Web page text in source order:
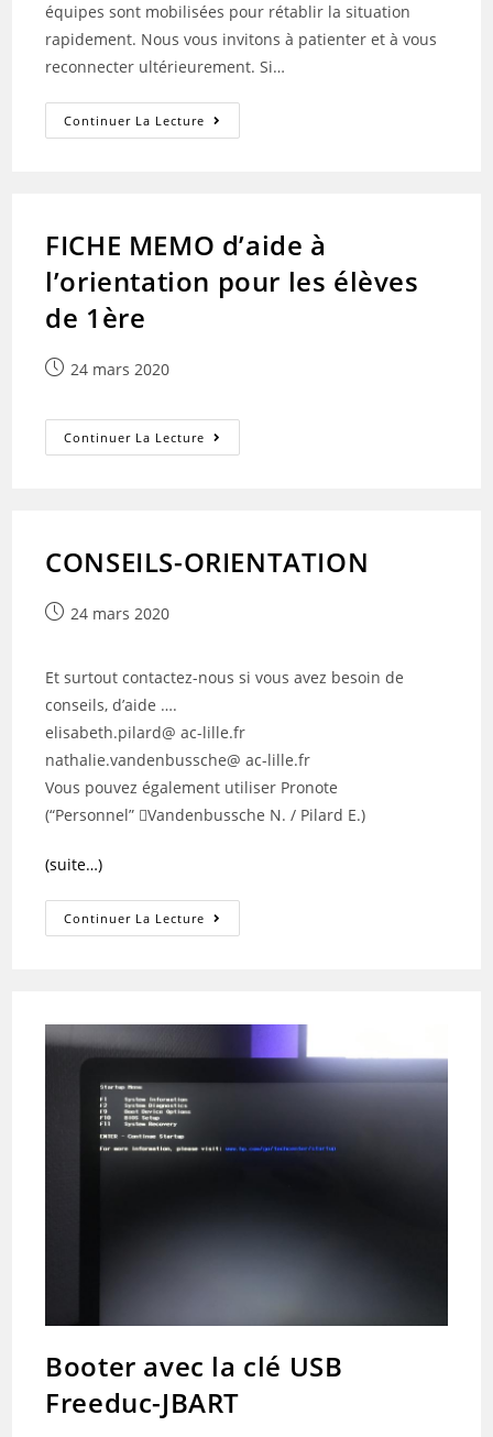
équipes sont mobilisées pour rétablir la situation
rapidement. Nous vous invitons à patienter et à vous
reconnecter ultérieurement. Si…
Continuer La Lecture PARCOURSUP-
AVERTISSEMENT
FICHE MEMO d’aide à
l’orientation pour les élèves
de 1ère
Publication
24 mars 2020
Continuer La Lecture FICHE
MEMO
De
1ère
CONSEILS-ORIENTATION
Publication
24 mars 2020
Et surtout contactez-nous si vous avez besoin de
conseils, d’aide ….
elisabeth.pilard@ ac-lille.fr
nathalie.vandenbussche@ ac-lille.fr
Vous pouvez également utiliser Pronote
(“Personnel” Vandenbussche N. / Pilard E.)
(suite…)
Continuer La Lecture CONSEILS-
ORIENTATION
Booter avec la clé USB
Freeduc-JBART